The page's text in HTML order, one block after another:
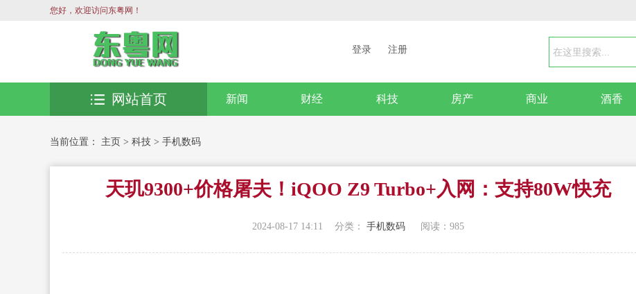
您好，欢迎访问东粤网！
登录 注册
新闻 财经 科技 房产 商业 酒香
网站首页
当前位置： 主页 > 科技 > 手机数码
天玑9300+价格屠夫！iQOO Z9 Turbo+入网：支持80W快充
2024-08-17 14:11 分类：手机数码 阅读： 985